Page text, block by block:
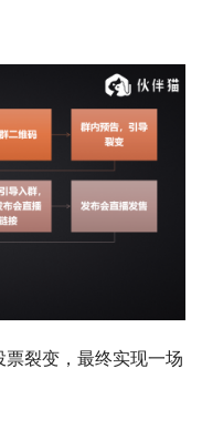
裂变，最终实现一场